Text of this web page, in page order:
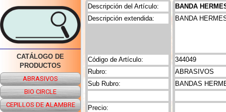
CATÁLOGO DE
PRODUCTOS
ABRASIVOS
BIO CIRCLE
CEPILLOS DE ALAMBRE
Descripción del Artículo:
Código de Artículo:
Rubro:
Sub Rubro:
Precio:
Descripción extendida:
BANDA
344049
ABRASIVOS
BANDAS
BANDA